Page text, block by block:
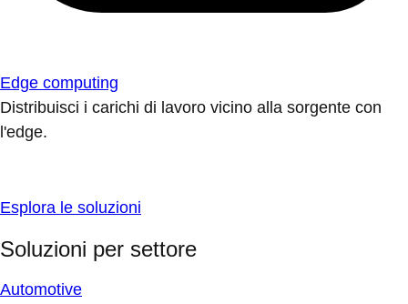
Edge computing
Distribuisci i carichi di lavoro vicino alla sorgente con
l'edge.
Esplora le soluzioni
Soluzioni per settore
Automotive